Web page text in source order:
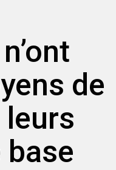
de
leurs
base